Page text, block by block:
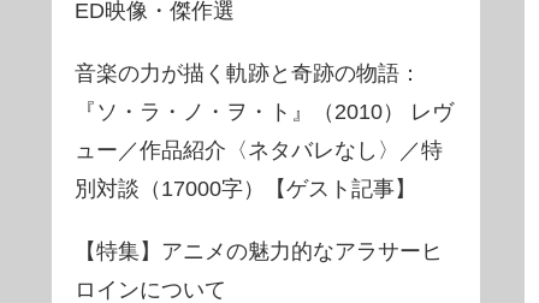
ED映像・傑作選
音楽の力が描く軌跡と奇跡の物語：
『ソ・ラ・ノ・ヲ・ト』（2010） レヴ
ュー／作品紹介〈ネタバレなし〉／特
別対談（17000字）【ゲスト記事】
【特集】アニメの魅力的なアラサーヒ
ロインについて